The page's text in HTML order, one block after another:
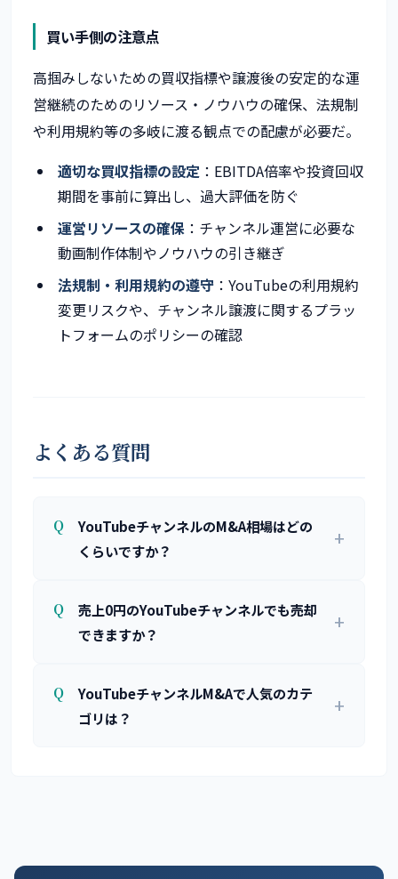
買い手側の注意点
高掴みしないための買収指標や譲渡後の安定的な運
営継続のためのリソース・ノウハウの確保、法規制
や利用規約等の多岐に渡る観点での配慮が必要だ。
適切な買収指標の設定 ：EBITDA倍率や投資回収
期間を事前に算出し、過大評価を防ぐ
運営リソースの確保 ：チャンネル運営に必要な
動画制作体制やノウハウの引き継ぎ
法規制・利用規約の遵守 ：YouTubeの利用規約
変更リスクや、チャンネル譲渡に関するプラッ
トフォームのポリシーの確認
よくある質問
YouTubeチャンネルのM&A相場はどの
くらいですか？
売上0円のYouTubeチャンネルでも売却
できますか？
YouTubeチャンネルM&Aで人気のカテ
ゴリは？